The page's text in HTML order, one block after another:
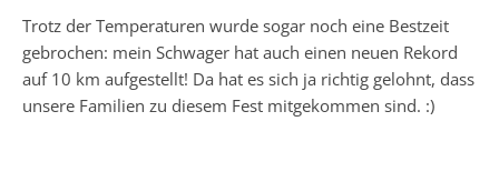
Trotz der Temperaturen wurde sogar noch eine Bestzeit
gebrochen: mein Schwager hat auch einen neuen Rekord
auf 10 km aufgestellt! Da hat es sich ja richtig gelohnt, dass
unsere Familien zu diesem Fest mitgekommen sind. :)